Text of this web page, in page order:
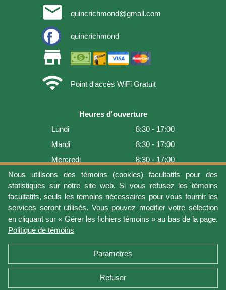
Nous utilisons des témoins (cookies) facultatifs pour des
statistiques sur notre site web. Si vous refusez les témoins
facultatifs, seuls les témoins nécessaires pour vous fournir les
services seront utilisés. Vous pouvez modifier votre sélection
en cliquant sur « Gérer les fichiers témoins » au bas de la page.
Politique de témoins
Paramètres
Refuser
email quincrichmond@gmail.com
quincrichmond
store
wifi
Point d'accès WiFi Gratuit
Heures d'ouverture
Lundi
8:30 - 17:00
Mardi
8:30 - 17:00
Mercredi
8:30 - 17:00
Jeudi
8:30 - 17:00
Vendredi
8:30 - 17:00
Samedi
9:00 - 16:00
Dimanche
Fermé